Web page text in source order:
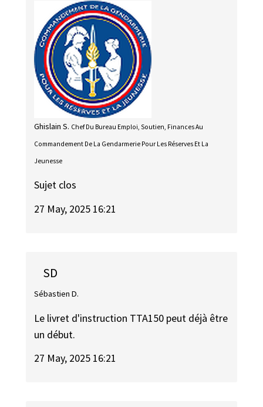
Ghislain S. Chef Du Bureau Emploi, Soutien, Finances Au
Commandement De La Gendarmerie Pour Les Réserves Et La
Jeunesse
Sujet clos
27 May, 2025 16:21
SD
Sébastien D.
Le livret d'instruction TTA150 peut déjà être
un début.
27 May, 2025 16:21